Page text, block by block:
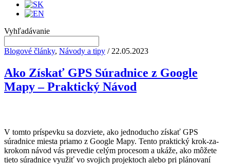
Vyhľadávanie
Blogové články, Návody a tipy / 22.05.2023
Ako Získať GPS Súradnice z Google
Mapy – Praktický Návod
V tomto príspevku sa dozviete, ako jednoducho získať GPS
súradnice miesta priamo z Google Mapy. Tento praktický krok-za-
krokom návod vás prevedie celým procesom a ukáže, ako môžete
tieto súradnice využiť vo svojich projektoch alebo pri plánovaní